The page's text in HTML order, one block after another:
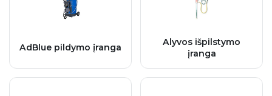
AdBlue pildymo įranga
Alyvos išpilstymo
įranga